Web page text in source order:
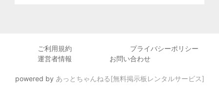
ご利用規約
プライバシーポリシー
運営者情報
お問い合わせ
powered by あっとちゃんねる[無料掲示板レンタルサービス]